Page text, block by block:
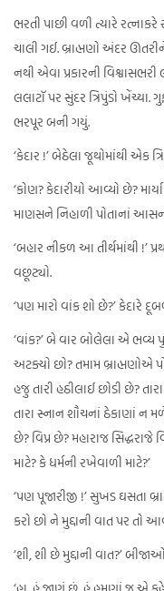
ભરતી પાછી વળી ત્યારે
ચાલી ગઈ. બ્રાહ્મણો અંદર
નથી એવા પ્રકારની
લલાટૉ પર સુંદર ત્રિપુંડો ખેંચ્યા.
ભરપૂર બની ગયું.
‘કેદાર !’ બેઠેલા જૂથોમાંથી એક
‘કોણ? કેદારીયો આવ્યો છે?
માણસને નિહાળી પોતાનાં
‘બહાર નીકળ આ તીર્થમાંથી !’
વછૂટ્યો.
‘પણ મારો વાંક શો છે?’ કેદારે
‘વાંક?’ બે વાર બોલેલા એ ભવ્ય
અટક્યો છો? તમામ બ્રાહ્મણોએ
હજુ તારી હઠીલાઈ છોડી છે?
તારા સ્નાન શૌચનાં ઠેકાણાં ન
છે? વિપ્ર છે? મહારાજ
માટે? કે ધર્મની રખેવાળી માટે?’
‘પણ પૂજારીજી !’ સુખડ ઘસતા
કરો છો ને મુદ્દાની વાત પર તો
‘શી, શી છે મુદ્દાની વાત?’